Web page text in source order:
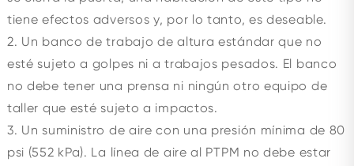
tiene efectos adversos y, por lo tanto, es deseable.
2. Un banco de trabajo de altura estándar que no
esté sujeto a golpes ni a trabajos pesados. El banco
no debe tener una prensa ni ningún otro equipo de
taller que esté sujeto a impactos.
3. Un suministro de aire con una presión mínima de 80
psi (552 kPa). La línea de aire al PTPM no debe estar